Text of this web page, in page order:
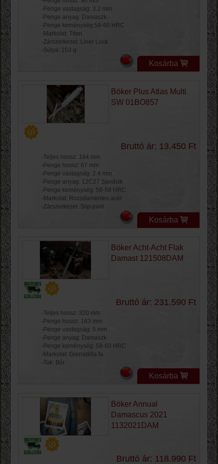
-Penge vastagság: 3.2 mm
-Penge anyag: Damaszk
-Penge keménység:58-60 HRC
-Markolat: Titan
-Zárszerkezet: Liner Lock
-Súlya: 153 g
Kosárba
Böker Plus Atlas Multi
SW 01BO857
Bruttó ár: 13.450 Ft
-Teljes hossz: 164 mm
-Penge hossz: 67 mm
-Penge vastagság: 2.4 mm
-Penge anyag: 12C27 Sandvik
-Penge keménység: 56-58 HRC
-Markolat: Rozsdamentes acél
-Zárszerkezet: Slip-joint
Kosárba
Böker Acht-Acht Flak
Damast 121508DAM
Bruttó ár: 231.590 Ft
-Teljes hossz: 320 mm
-Penge hossz: 183 mm
-Penge vastagság: 5 mm
-Penge anyag: Damaszk
-Penge keménység: 58-60 HRC
-Markolat: Grenadilla fa
-Tok: Bőr
Kosárba
Böker Annual
Damascus 2021
1132021DAM
Bruttó ár: 118.990 Ft